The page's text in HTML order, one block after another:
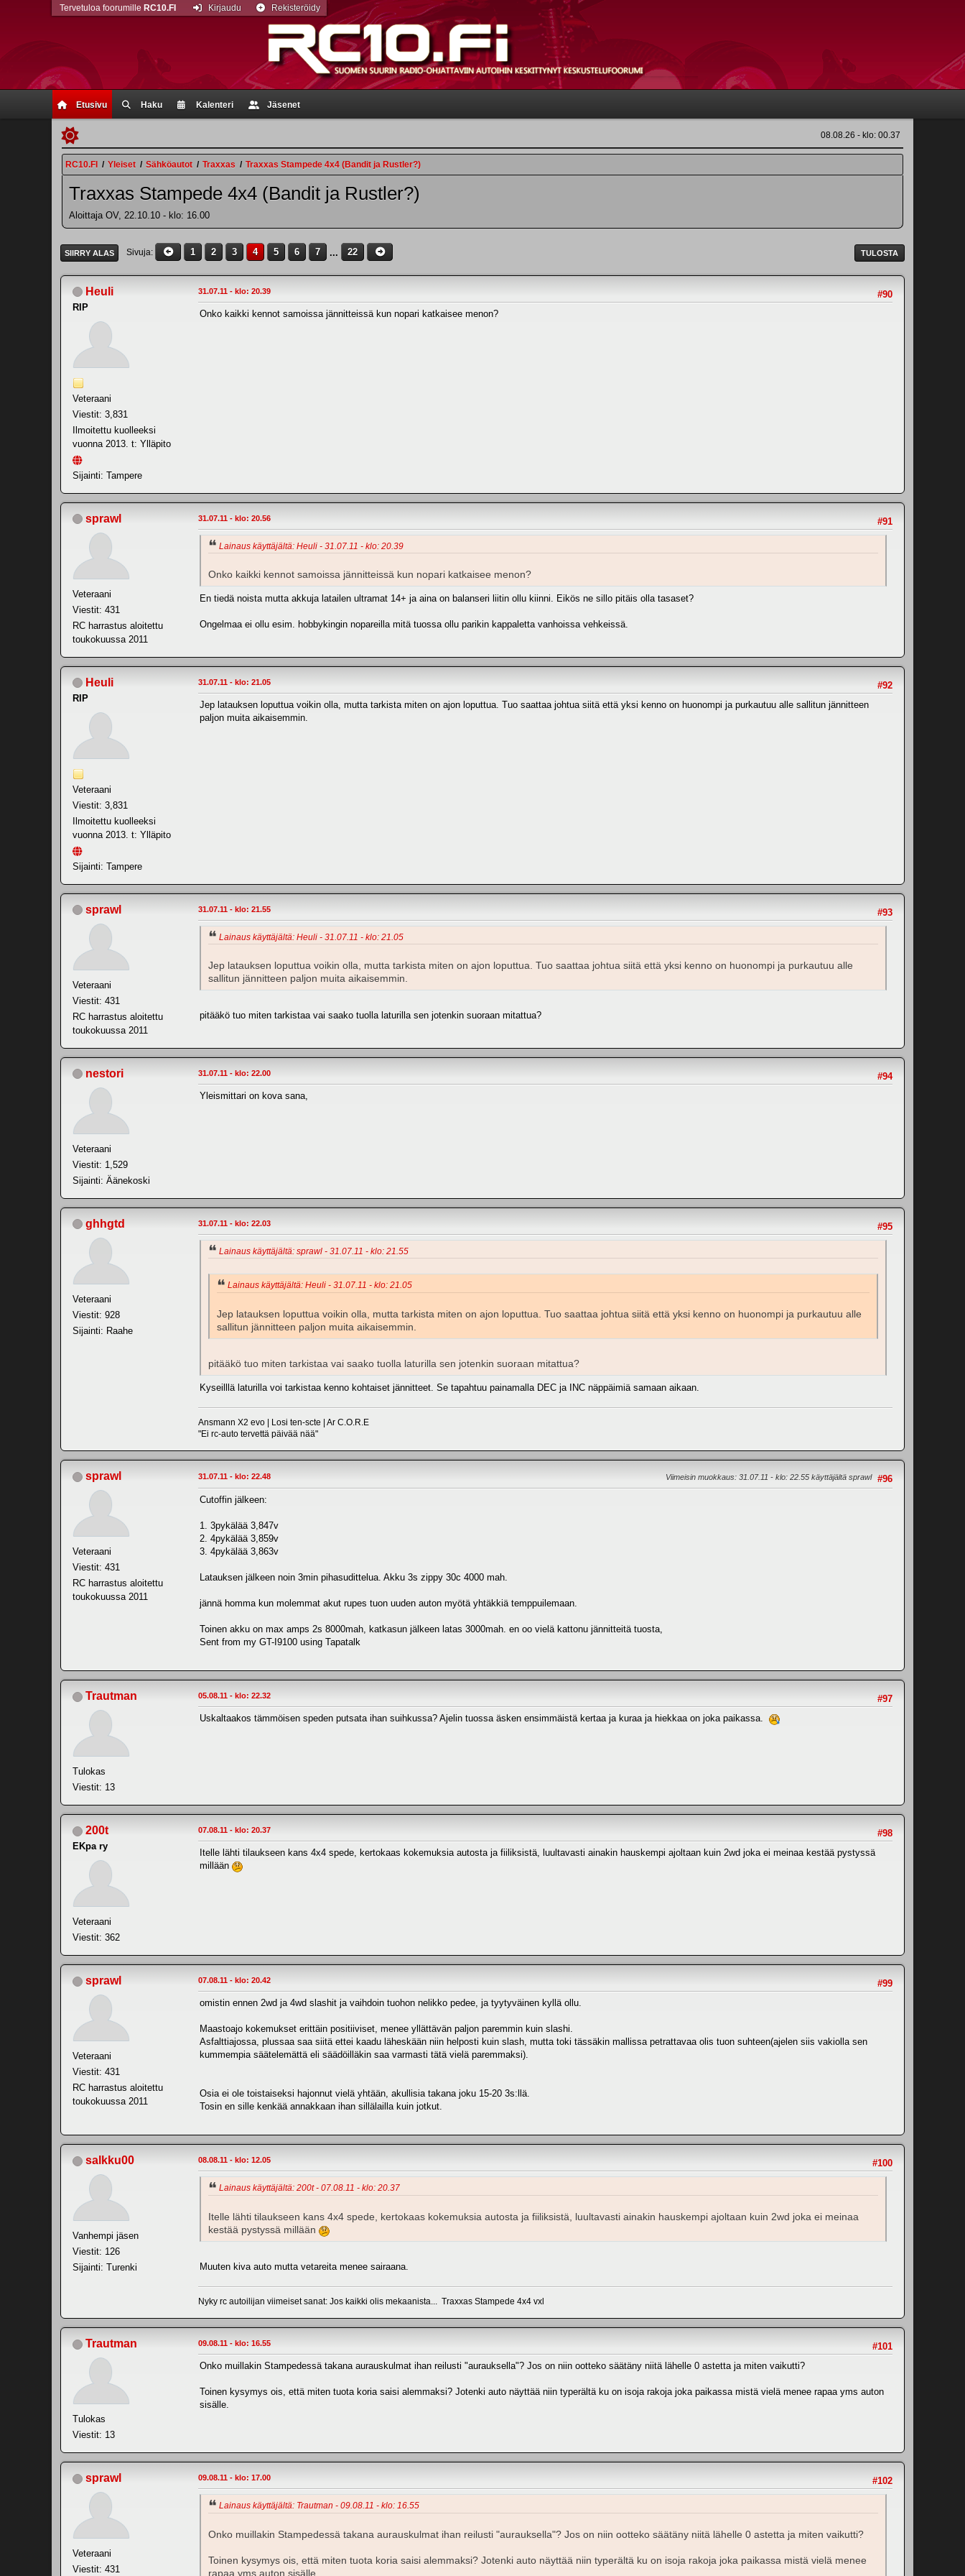
Etusivu Haku Kalenteri Jäsenet
Tervetuloa foorumille RC10.FI Kirjaudu Rekisteröidy
08.08.26 - klo: 00.37
RC10.FI / Yleiset / Sähköautot / Traxxas / Traxxas Stampede 4x4 (Bandit ja Rustler?)
Traxxas Stampede 4x4 (Bandit ja Rustler?)
Aloittaja OV, 22.10.10 - klo: 16.00
TULOSTA
SIIRRY ALAS Sivuja 1 2 3 4 5 6 7 ... 22
Heuli
RIP
Veteraani
Viestit: 3,831
Ilmoitettu kuolleeksi
vuonna 2013. t: Ylläpito
Sijainti: Tampere
#90
31.07.11 - klo: 20.39
Onko kaikki kennot samoissa jännitteissä kun nopari katkaisee menon?
sprawl
Veteraani
Viestit: 431
RC harrastus aloitettu
toukokuussa 2011
#91
31.07.11 - klo: 20.56
Lainaus käyttäjältä: Heuli - 31.07.11 - klo: 20.39
Onko kaikki kennot samoissa jännitteissä kun nopari katkaisee menon?
En tiedä noista mutta akkuja latailen ultramat 14+ ja aina on balanseri liitin ollu kiinni. Eikös ne sillo pitäis olla tasaset?
Ongelmaa ei ollu esim. hobbykingin nopareilla mitä tuossa ollu parikin kappaletta vanhoissa vehkeissä.
Heuli
RIP
Veteraani
Viestit: 3,831
Ilmoitettu kuolleeksi
vuonna 2013. t: Ylläpito
Sijainti: Tampere
#92
31.07.11 - klo: 21.05
Jep latauksen loputtua voikin olla, mutta tarkista miten on ajon loputtua. Tuo saattaa johtua siitä että yksi kenno on huonompi ja purkautuu alle sallitun jännitteen
paljon muita aikaisemmin.
sprawl
Veteraani
Viestit: 431
RC harrastus aloitettu
toukokuussa 2011
#93
31.07.11 - klo: 21.55
Lainaus käyttäjältä: Heuli - 31.07.11 - klo: 21.05
Jep latauksen loputtua voikin olla, mutta tarkista miten on ajon loputtua. Tuo saattaa johtua siitä että yksi kenno on huonompi ja purkautuu alle
sallitun jännitteen paljon muita aikaisemmin.
pitääkö tuo miten tarkistaa vai saako tuolla laturilla sen jotenkin suoraan mitattua?
nestori
Veteraani
Viestit: 1,529
Sijainti: Äänekoski
#94
31.07.11 - klo: 22.00
Yleismittari on kova sana,
ghhgtd
Veteraani
Viestit: 928
Sijainti: Raahe
#95
31.07.11 - klo: 22.03
Lainaus käyttäjältä: sprawl - 31.07.11 - klo: 21.55
Lainaus käyttäjältä: Heuli - 31.07.11 - klo: 21.05
Jep latauksen loputtua voikin olla, mutta tarkista miten on ajon loputtua. Tuo saattaa johtua siitä että yksi kenno on huonompi ja purkautuu alle
sallitun jännitteen paljon muita aikaisemmin.
pitääkö tuo miten tarkistaa vai saako tuolla laturilla sen jotenkin suoraan mitattua?
Kyseilllä laturilla voi tarkistaa kenno kohtaiset jännitteet. Se tapahtuu painamalla DEC ja INC näppäimiä samaan aikaan.
Ansmann X2 evo | Losi ten-scte | Ar C.O.R.E
"Ei rc-auto tervettä päivää nää"
sprawl
Veteraani
Viestit: 431
RC harrastus aloitettu
toukokuussa 2011
#96
31.07.11 - klo: 22.48 Viimeisin muokkaus: 31.07.11 - klo: 22.55 käyttäjältä sprawl
Cutoffin jälkeen:
1. 3pykälää 3,847v
2. 4pykälää 3,859v
3. 4pykälää 3,863v
Latauksen jälkeen noin 3min pihasudittelua. Akku 3s zippy 30c 4000 mah.
jännä homma kun molemmat akut rupes tuon uuden auton myötä yhtäkkiä temppuilemaan.
Toinen akku on max amps 2s 8000mah, katkasun jälkeen latas 3000mah. en oo vielä kattonu jännitteitä tuosta,
Sent from my GT-I9100 using Tapatalk
Trautman
Tulokas
Viestit: 13
#97
05.08.11 - klo: 22.32
Uskaltaakos tämmöisen speden putsata ihan suihkussa? Ajelin tuossa äsken ensimmäistä kertaa ja kuraa ja hiekkaa on joka paikassa.
200t
EKpa ry
Veteraani
Viestit: 362
#98
07.08.11 - klo: 20.37
Itelle lähti tilaukseen kans 4x4 spede, kertokaas kokemuksia autosta ja fiiliksistä, luultavasti ainakin hauskempi ajoltaan kuin 2wd joka ei meinaa kestää pystyssä
millään
sprawl
Veteraani
Viestit: 431
RC harrastus aloitettu
toukokuussa 2011
#99
07.08.11 - klo: 20.42
omistin ennen 2wd ja 4wd slashit ja vaihdoin tuohon nelikko pedee, ja tyytyväinen kyllä ollu.
Maastoajo kokemukset erittäin positiiviset, menee yllättävän paljon paremmin kuin slashi.
Asfalttiajossa, plussaa saa siitä ettei kaadu läheskään niin helposti kuin slash, mutta toki tässäkin mallissa petrattavaa olis tuon suhteen(ajelen siis vakiolla sen
kummempia säätelemättä eli säädöilläkin saa varmasti tätä vielä paremmaksi).
Osia ei ole toistaiseksi hajonnut vielä yhtään, akullisia takana joku 15-20 3s:llä.
Tosin en sille kenkää annakkaan ihan sillälailla kuin jotkut.
salkku00
Vanhempi jäsen
Viestit: 126
Sijainti: Turenki
#100
08.08.11 - klo: 12.05
Lainaus käyttäjältä: 200t - 07.08.11 - klo: 20.37
Itelle lähti tilaukseen kans 4x4 spede, kertokaas kokemuksia autosta ja fiiliksistä, luultavasti ainakin hauskempi ajoltaan kuin 2wd joka ei meinaa
kestää pystyssä millään
Muuten kiva auto mutta vetareita menee sairaana.
Nyky rc autoilijan viimeiset sanat: Jos kaikki olis mekaanista... Traxxas Stampede 4x4 vxl
Trautman
Tulokas
Viestit: 13
#101
09.08.11 - klo: 16.55
Onko muillakin Stampedessä takana aurauskulmat ihan reilusti "aurauksella"? Jos on niin ootteko säätäny niitä lähelle 0 astetta ja miten vaikutti?
Toinen kysymys ois, että miten tuota koria saisi alemmaksi? Jotenki auto näyttää niin typerältä ku on isoja rakoja joka paikassa mistä vielä menee rapaa yms auton
sisälle.
sprawl
Veteraani
Viestit: 431
#102
09.08.11 - klo: 17.00
Lainaus käyttäjältä: Trautman - 09.08.11 - klo: 16.55
Onko muillakin Stampedessä takana aurauskulmat ihan reilusti "aurauksella"? Jos on niin ootteko säätäny niitä lähelle 0 astetta ja miten vaikutti?
Toinen kysymys ois, että miten tuota koria saisi alemmaksi? Jotenki auto näyttää niin typerältä ku on isoja rakoja joka paikassa mistä vielä menee
rapaa yms auton sisälle.